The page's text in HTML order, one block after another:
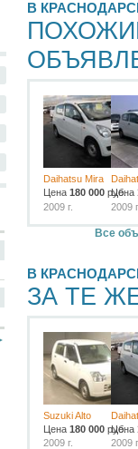
В
Daihatsu Mira
Цена 180 000 руб.
2009 г.
Цена
2009
Все
В
ЗА ТЕ
Suzuki Alto
Цена 180 000 руб.
2009 г.
Цена
2009